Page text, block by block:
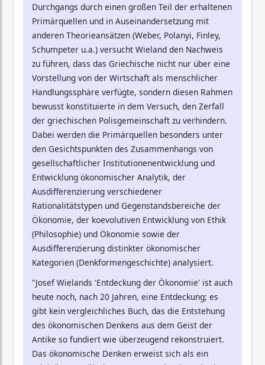
Durchgangs durch einen großen Teil der erhaltenen
Primärquellen und in Auseinandersetzung mit
anderen Theorieansätzen (Weber, Polanyi, Finley,
Schumpeter u.a.) versucht Wieland den Nachweis
zu führen, dass das Griechische nicht nur über eine
Vorstellung von der Wirtschaft als menschlicher
Handlungssphäre verfügte, sondern diesen Rahmen
bewusst konstituierte in dem Versuch, den Zerfall
der griechischen Polisgemeinschaft zu verhindern.
Dabei werden die Primärquellen besonders unter
den Gesichtspunkten des Zusammenhangs von
gesellschaftlicher Institutionenentwicklung und
Entwicklung ökonomischer Analytik, der
Ausdifferenzierung verschiedener
Rationalitätstypen und Gegenstandsbereiche der
Ökonomie, der koevolutiven Entwicklung von Ethik
(Philosophie) und Ökonomie sowie der
Ausdifferenzierung distinkter ökonomischer
Kategorien (Denkformengeschichte) analysiert.
"Josef Wielands 'Entdeckung der Ökonomie' ist auch
heute noch, nach 20 Jahren, eine Entdeckung; es
gibt kein vergleichliches Buch, das die Entstehung
des ökonomischen Denkens aus dem Geist der
Antike so fundiert wie überzeugend rekonstruiert.
Das ökonomische Denken erweist sich als ein